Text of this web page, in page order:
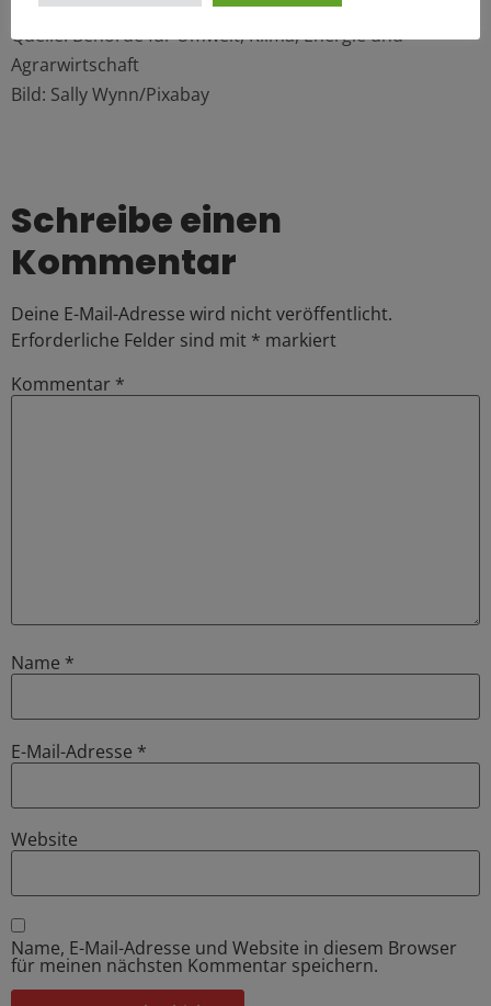
Quelle: Behörde für Umwelt, Klima, Energie und
Agrarwirtschaft
Bild: Sally Wynn/Pixabay
Schreibe einen
Kommentar
Deine E-Mail-Adresse wird nicht veröffentlicht.
Erforderliche Felder sind mit * markiert
Kommentar *
Name *
E-Mail-Adresse *
Website
Name, E-Mail-Adresse und Website in diesem Browser
für meinen nächsten Kommentar speichern.